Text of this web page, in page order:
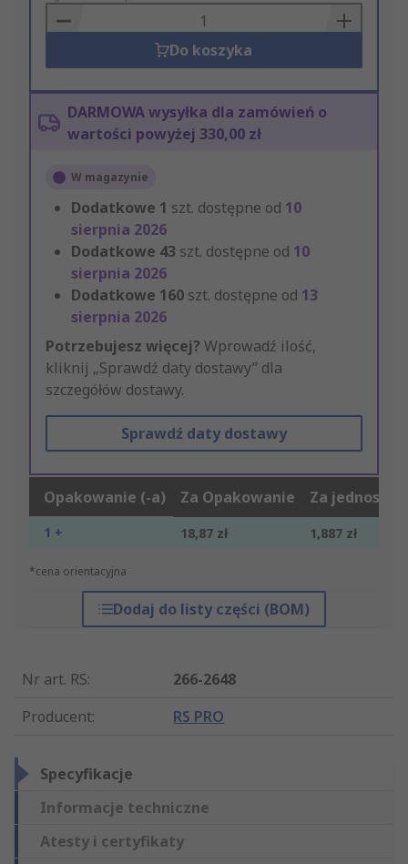
Basket
Do koszyka
DARMOWA wysyłka dla zamówień o
wartości powyżej 330,00 zł
W magazynie
Dodatkowe 1 szt. dostępne od 10
sierpnia 2026
Dodatkowe 43 szt. dostępne od 10
sierpnia 2026
Dodatkowe 160 szt. dostępne od 13
sierpnia 2026
Potrzebujesz więcej? Wprowadź ilość,
kliknij „Sprawdź daty dostawy” dla
szczegółów dostawy.
Sprawdź daty dostawy
Opakowanie (-a) Za Opakowanie Za
1 + 18,87 zł 1,887 zł
*cena orientacyjna
Dodaj do listy części (BOM)
Nr art. RS:
266-2648
Producent: RS PRO
Specyfikacje
Informacje techniczne
Atesty i certyfikaty